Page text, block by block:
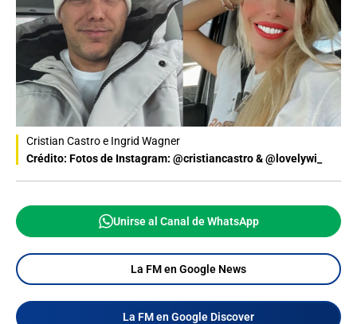
Cristian Castro e Ingrid Wagner
Crédito: Fotos de Instagram: @cristiancastro & @lovelywi_
Unirse al Canal de WhatsApp
La FM en Google News
La FM en Google Discover